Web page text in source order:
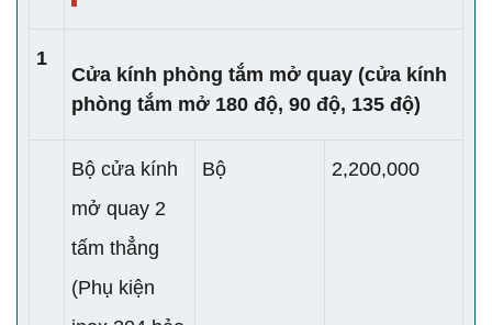
1
Cửa kính phòng tắm mở quay (cửa kính
phòng tắm mở 180 độ, 90 độ, 135 độ)
Bộ cửa kính
mở quay 2
tấm thẳng
(Phụ kiện
Bộ 2,200,000